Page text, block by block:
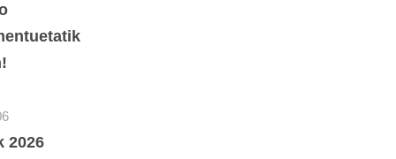
2026